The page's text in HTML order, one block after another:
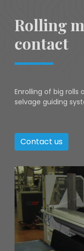
Rolling
contact
Enrolling of big
selvage guiding
Contact us